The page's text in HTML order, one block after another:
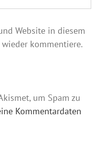
Website in diesem
kommentiere.
um Spam zu
Kommentardaten